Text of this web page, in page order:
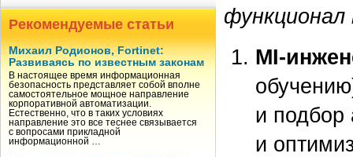
Рекомендуемые статьи
Михаил Родионов, Fortinet:
Развиваясь по известным законам
В настоящее время информационная
безопасность представляет собой вполне
самостоятельное мощное направление
корпоративной автоматизации.
Естественно, что в таких условиях
направление это все теснее связывается
с вопросами прикладной
информационной …
MI-
и подбор
и